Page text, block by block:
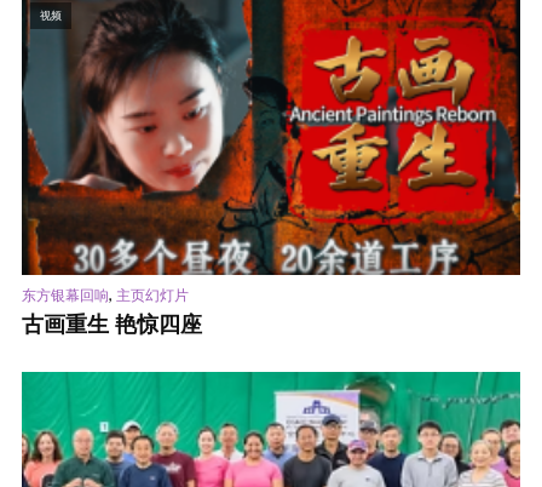
视频
东方银幕回响, 主页幻灯片
古画重生 艳惊四座